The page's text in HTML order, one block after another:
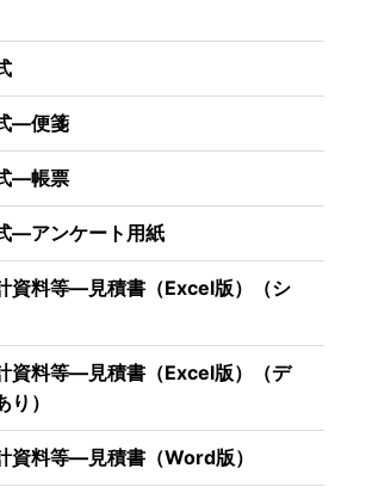
―便箋
―帳票
―アンケート用紙
資料等―見積書（Excel版）（シ
資料等―見積書（Excel版）（デ
）
資料等―見積書（Word版）